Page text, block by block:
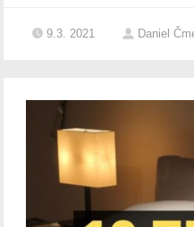
9.3. 2021 Daniel